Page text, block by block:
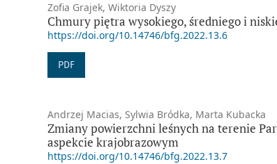
Zofia Grajek, Wiktoria Dyszy
Chmury piętra wysokiego, średniego i
https://doi.org/10.14746/bfg.2022.13.6
PDF
Andrzej Macias, Sylwia Bródka, Marta Kubacka
Zmiany powierzchni leśnych na terenie
aspekcie krajobrazowym
https://doi.org/10.14746/bfg.2022.13.7